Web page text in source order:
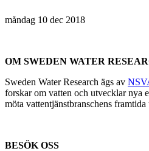
måndag 10 dec 2018
OM SWEDEN WATER
Sweden Water Research ägs av
forskar om vatten och utvecklar nya
möta vattentjänstbranschens framtida
BESÖK OSS